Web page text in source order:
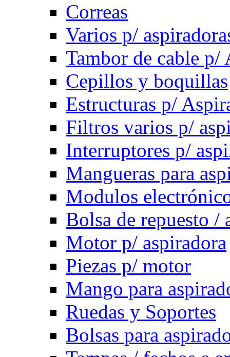
Correas
Varios p/
Tambor de cable p/
Cepillos y boquillas
Estructuras p/
Filtros varios p/
Interruptores p/
Mangueras para
Modulos
Bolsa de repuesto /
Motor p/ aspiradora
Piezas p/ motor
Mango para
Ruedas y Soportes
Bolsas para